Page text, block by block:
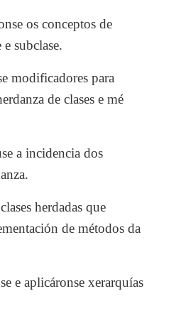
os conceptos de
e subclase.
modificadores para
de clases e mé
a incidencia dos
herdadas que
de métodos da
e aplicáronse xerarquías